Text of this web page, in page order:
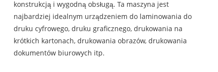
konstrukcją i wygodną obsługą. Ta maszyna jest
najbardziej idealnym urządzeniem do laminowania do
druku cyfrowego, druku graficznego, drukowania na
krótkich kartonach, drukowania obrazów, drukowania
dokumentów biurowych itp.